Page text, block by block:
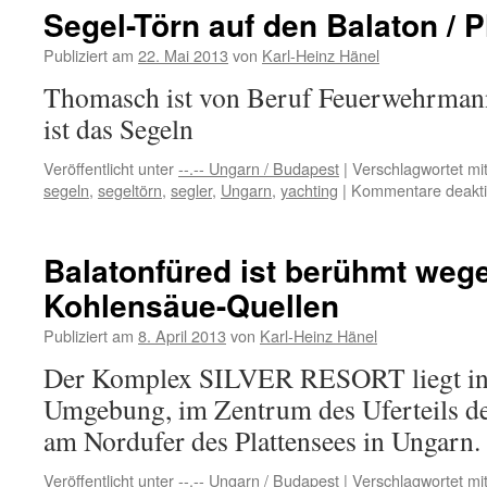
an
Segel-Törn auf den Balaton /
Publiziert am 22. Mai 2013 von Karl-Heinz Hänel
Thomasch ist von Beruf
ist das Segeln
Veröffentlicht unter--.-- Ungarn / Budapest | Verschlagwortet mit
segeln, segeltörn, segler, Ungarn, yachting | Kommentare
Balatonfüred ist berühmt
Kohlensäue-Quellen
Publiziert am 8. April 2013 von Karl-Heinz Hänel
Der Komplex SILVER RESORT liegt
Umgebung, im Zentrum des Uferteils
am Nordufer des Plattensees in Ungarn.
Veröffentlicht unter--.-- Ungarn / Budapest | Verschlagwortet mit